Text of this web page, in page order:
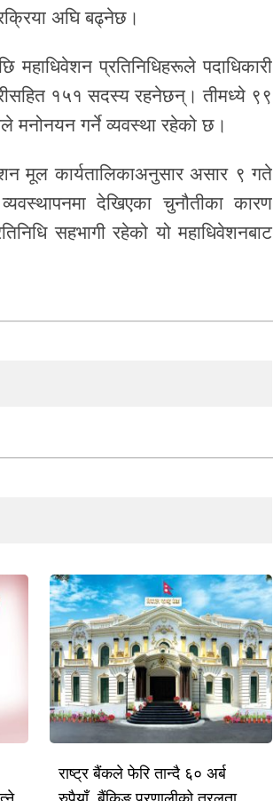
अघि बढ्नेछ।
महाधिवेशन प्रतिनिधिहरूले पदाधिकारी
१५१ सदस्य रहनेछन्। तीमध्ये ९९
मनोनयन गर्ने व्यवस्था रहेको छ।
मूल कार्यतालिकाअनुसार असार ९ गते
देखिएका चुनौतीका कारण
सहभागी रहेको यो महाधिवेशनबाट
राष्ट्र बैंकले फेरि तान्दै ६० अर्ब